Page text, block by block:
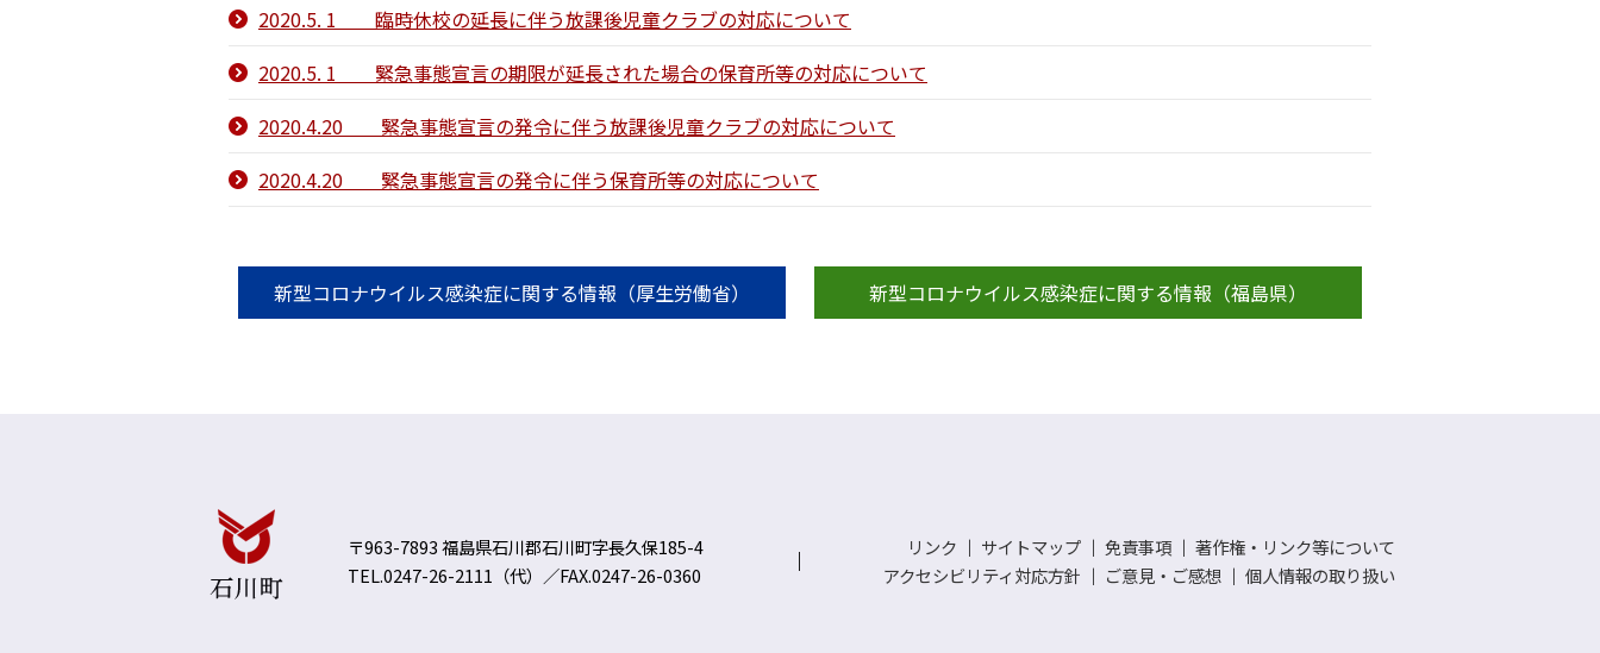
2020.5. 1 臨時休校の延長に伴う放課後児童クラブの対応について
2020.5. 1 緊急事態宣言の期限が延長された場合の保育所等の対応について
2020.4.20 緊急事態宣言の発令に伴う放課後児童クラブの対応について
2020.4.20 緊急事態宣言の発令に伴う保育所等の対応について
新型コロナウイルス感染症に関する情報（厚生労働省） 新型コロナウイルス感染症に関する情報（福島県）
〒963-7893 福島県石川郡石川町字長久保185-4
TEL.0247-26-2111（代）／FAX.0247-26-0360
リンク ｜ サイトマップ ｜ 免責事項 ｜ 著作権・リンク等について
アクセシビリティ対応方針 ｜ ご意見・ご感想 ｜ 個人情報の取り扱い